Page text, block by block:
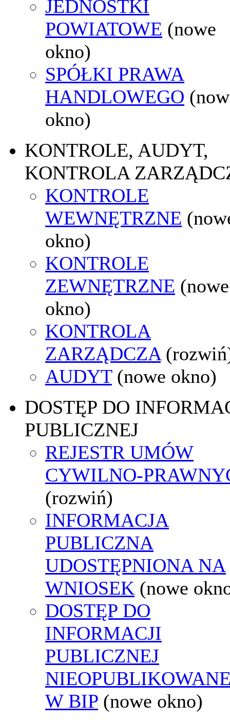
JEDNOSTKI
POWIATOWE (nowe
okno)
SPÓŁKI PRAWA
HANDLOWEGO
okno)
KONTROLE, AUDYT,
KONTROLA
KONTROLE
WEWNĘTRZNE
okno)
KONTROLE
ZEWNĘTRZNE (nowe
okno)
KONTROLA
ZARZĄDCZA
AUDYT (nowe okno)
DOSTĘP DO
PUBLICZNEJ
REJESTR UMÓW
CYWILNO-
(rozwiń)
INFORMACJA
PUBLICZNA
UDOSTĘPNIONA NA
WNIOSEK (nowe
DOSTĘP DO
INFORMACJI
PUBLICZNEJ
W BIP (nowe okno)